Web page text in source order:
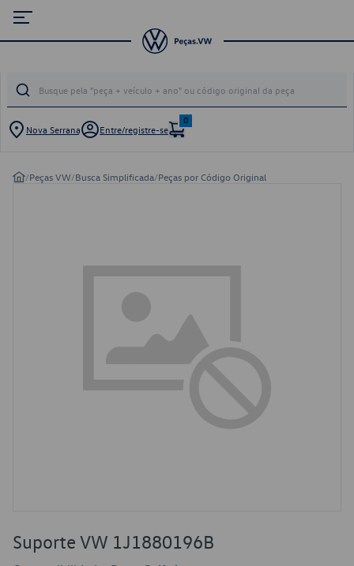
Nova Serrana Entre/registre-se
0
/Peças VW/Busca Simplificada/Peças por Código Original
Suporte VW 1J1880196B